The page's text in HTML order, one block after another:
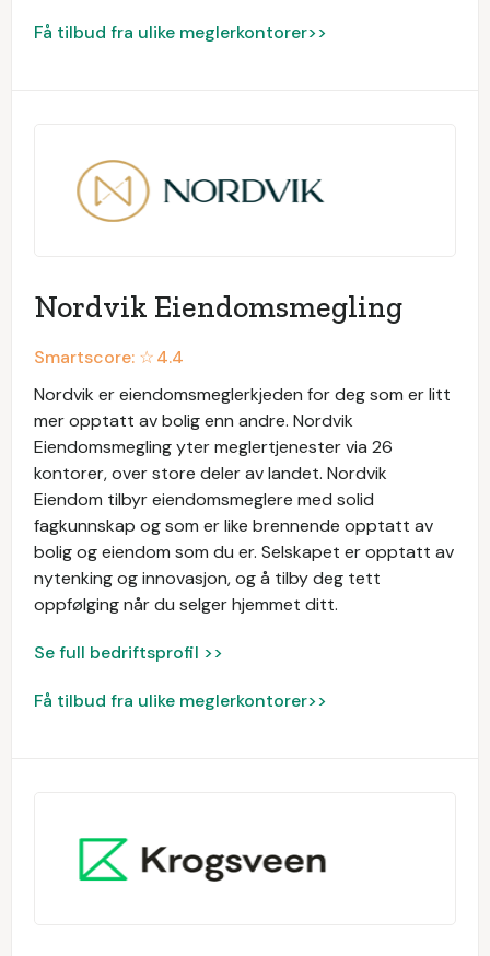
Få tilbud fra ulike meglerkontorer>>
Nordvik Eiendomsmegling
Smartscore: ☆4.4
Nordvik er eiendomsmeglerkjeden for deg som er litt
mer opptatt av bolig enn andre. Nordvik
Eiendomsmegling yter meglertjenester via 26
kontorer, over store deler av landet. Nordvik
Eiendom tilbyr eiendomsmeglere med solid
fagkunnskap og som er like brennende opptatt av
bolig og eiendom som du er. Selskapet er opptatt av
nytenking og innovasjon, og å tilby deg tett
oppfølging når du selger hjemmet ditt.
Se full bedriftsprofil >>
Få tilbud fra ulike meglerkontorer>>